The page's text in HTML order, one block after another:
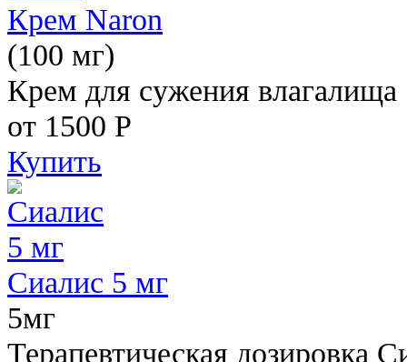
Крем Naron
(100 мг)
Крем для сужения влагалища
от 1500 Р
Купить
Сиалис 5 мг
5мг
Терапевтическая дозировка